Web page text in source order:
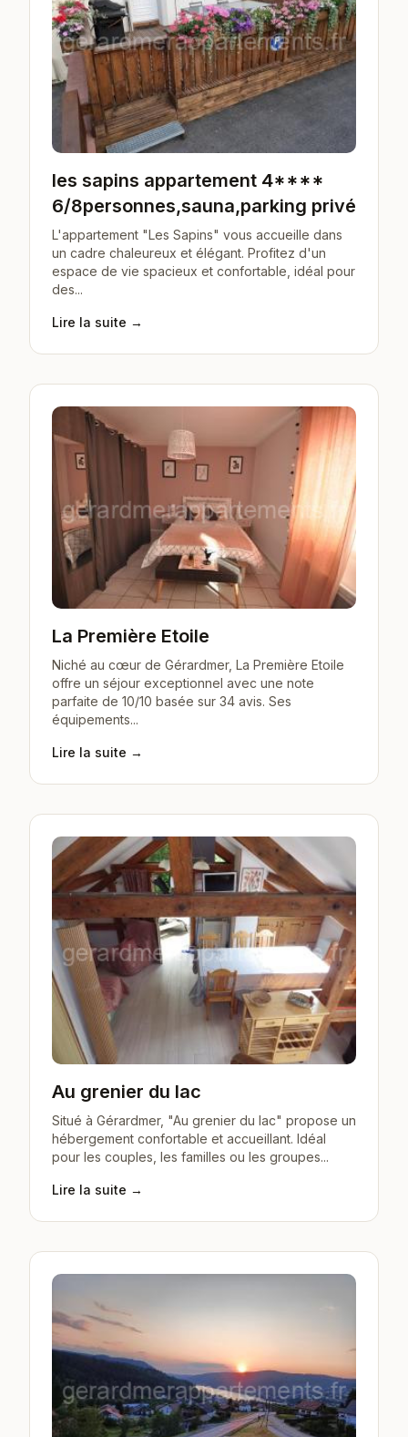
les sapins appartement 4****
6/8personnes,sauna,parking privé
L'appartement "Les Sapins" vous accueille dans
un cadre chaleureux et élégant. Profitez d'un
espace de vie spacieux et confortable, idéal pour
des...
Lire la suite →
La Première Etoile
Niché au cœur de Gérardmer, La Première Etoile
offre un séjour exceptionnel avec une note
parfaite de 10/10 basée sur 34 avis. Ses
équipements...
Lire la suite →
Au grenier du lac
Situé à Gérardmer, "Au grenier du lac" propose un
hébergement confortable et accueillant. Idéal
pour les couples, les familles ou les groupes...
Lire la suite →